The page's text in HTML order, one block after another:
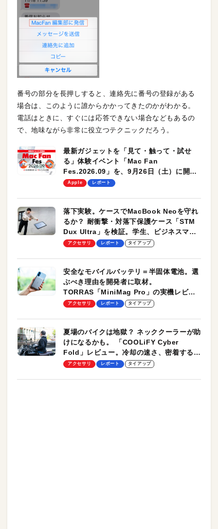
番号の部分を長押しすると、連絡先に番号の登録がある
場合は、このように誰からかかってきたのかがわかる。
電話はときに、すぐには応答できない場合などもあるの
で、地味ながら非常に役立つテクニックだろう。
最新ガジェットを「見て・触って・試せ
る」体験イベント「Mac Fan
Fes.2026.09」を、9月26日（土）に開催
します！
Apple レポート
落下実験。ケースでMacBook Neoを守れ
るか？ 耐衝撃・対落下保護ケース「STM
Dux Ultra」を検証。学生、ビジネスマン
のモバイルユースに最適！
アクセサリ レポート タイアップ
安全なモバイルバッテリ＝半固体電池。選
ぶべき理由を開発者に取材。
TORRAS「MiniMag Pro」の実機レビュ
ーも
アクセサリ レポート タイアップ
夏場のバイクは地獄？ ネッククーラーが助
けになるかも。 「COOLiFY Cyber
Fold」レビュー。冷却の速さ、密着する冷
却プレート、シンプルな操作性がグッド！
アクセサリ レポート タイアップ